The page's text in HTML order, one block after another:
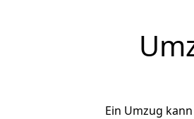
Ein Umzug